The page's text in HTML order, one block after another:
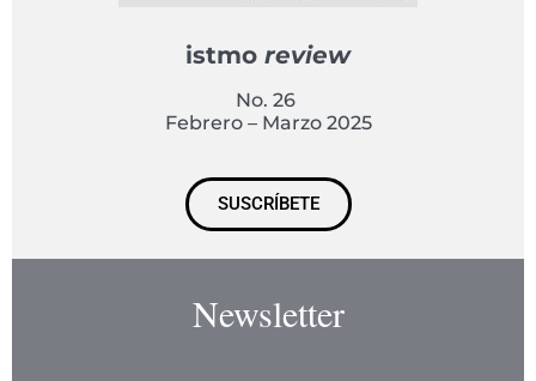
istmo review
No. 26
Febrero – Marzo 2025
SUSCRÍBETE
Newsletter